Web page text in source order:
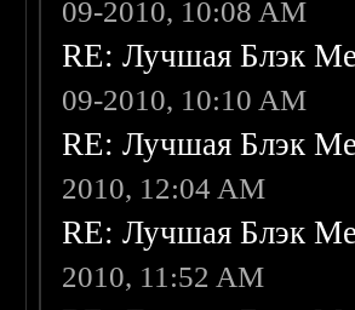
09-2010, 10:08 AM
RE: Лучшая Блэк
09-2010, 10:10 AM
RE: Лучшая Блэк
2010, 12:04 AM
RE: Лучшая Блэк
2010, 11:52 AM